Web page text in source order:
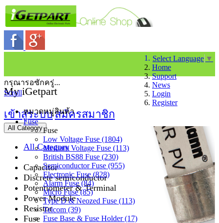
Select Language ▼
Home
Support
News
Login
Register
My iGetpart
เข้าสู่ระบบสมัครสมาชิก
All Category
All Category
Capacitor
Discrete semiconductor
Potentiometer & Terminal
Power Module
Resistor
Fuse
กรุณารอซักครู่...
Scroll
หมวดหมู่สินค้า
Fuse
Fuse
Low Voltage Fuse (1804)
Medium Voltage Fuse (113)
British BS88 Fuse (230)
Semiconductor Fuse (955)
Electronic Fuse (828)
Alarm Fuse (84)
Micro Fuse (85)
Type D & Neozed Fuse (113)
Telcom (39)
Fuse Base & Fuse Holder (17)